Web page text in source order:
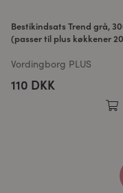
Bestikindsats Trend grå,
(passer til plus køkkener
Vordingborg PLUS
110 DKK